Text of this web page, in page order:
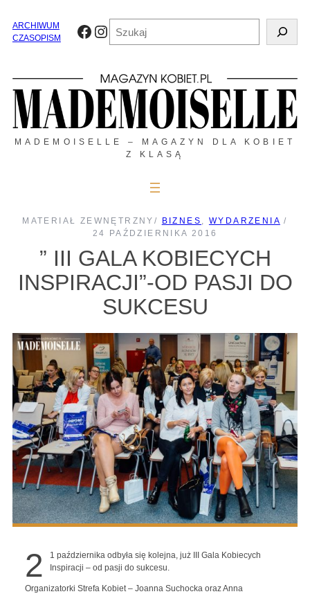
treściARCHIWUM
CZASOPISM
Facebook
Instagram
MADEMOISELLE – MAGAZYN DLA KOBIET
Z KLASĄ
MATERIAŁ ZEWNĘTRZNY / BIZNES , WYDARZENIA /
24 PAŹDZIERNIKA 2016
” III GALA KOBIECYCH
INSPIRACJI”-OD PASJI DO
SUKCESU
2
1 października odbyła się kolejna, już III Gala Kobiecych
Inspiracji – od pasji do sukcesu.
Organizatorki Strefa Kobiet – Joanna Suchocka oraz Anna